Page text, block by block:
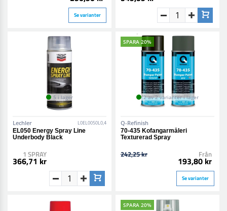
Se varianter
5 i lager
Lechler L0EL0050L0,4
EL050 Energy Spray Line
Underbody Black
1 SPRAY
366,71 kr
SPARA 20%
2 av 2 varianter i lager
Q-Refinish
70-435 Kofangarmåleri
Texturerad Spray
242,25 kr Från
193,80 kr
Se varianter
SPARA 20%